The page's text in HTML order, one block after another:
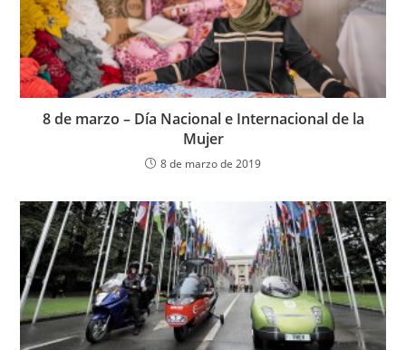
8 de marzo – Día Nacional e Internacional de la
Mujer
8 de marzo de 2019